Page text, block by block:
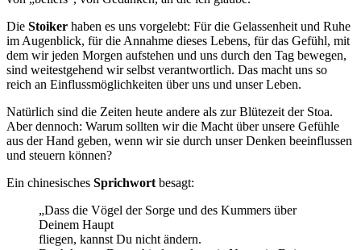
Die Stoiker haben es uns vorgelebt: Für die Gelassenheit und Ruhe
im Augenblick, für die Annahme dieses Lebens, für das Gefühl, mit
dem wir jeden Morgen aufstehen und uns durch den Tag bewegen,
sind weitestgehend wir selbst verantwortlich. Das macht uns so
reich an Einflussmöglichkeiten über uns und unser Leben.
Natürlich sind die Zeiten heute andere als zur Blütezeit der Stoa.
Aber dennoch: Warum sollten wir die Macht über unsere Gefühle
aus der Hand geben, wenn wir sie durch unser Denken beeinflussen
und steuern können?
Ein chinesisches Sprichwort besagt:
„Dass die Vögel der Sorge und des Kummers über
Deinem Haupt
fliegen, kannst Du nicht ändern.